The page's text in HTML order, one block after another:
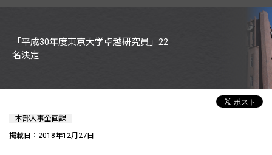
「平成30年度東京大学卓越研究員」22
名決定
本部人事企画課
掲載日：2018年12月27日